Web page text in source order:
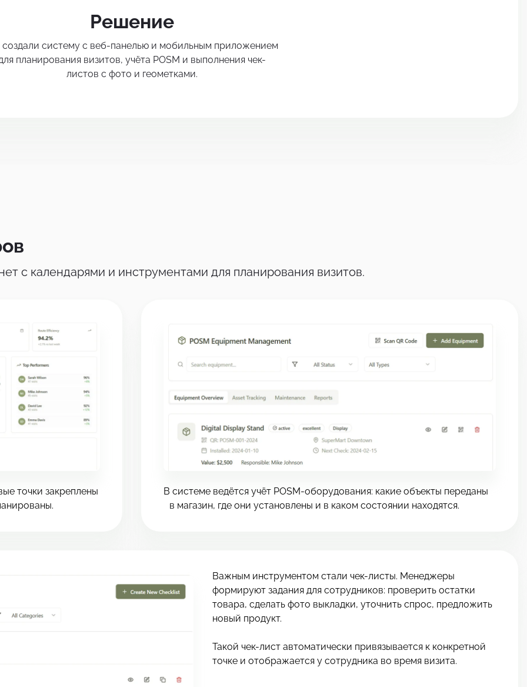
Решение
систему с веб-панелью и мобильным приложением
планирования визитов, учёта POSM и выполнения чек-
листов с фото и геометками.
с календарями и инструментами для планирования визитов.
точки закреплены
В системе ведётся учёт POSM-оборудования: какие объекты переданы
в магазин, где они установлены и в каком состоянии находятся.
Важным инструментом стали чек-листы. Менеджеры
формируют задания для сотрудников: проверить остатки
товара, сделать фото выкладки, уточнить спрос, предложить
новый продукт.
Такой чек-лист автоматически привязывается к конкретной
точке и отображается у сотрудника во время визита.